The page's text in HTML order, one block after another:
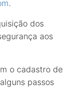
.
dos
aos
o cadastro de
passos